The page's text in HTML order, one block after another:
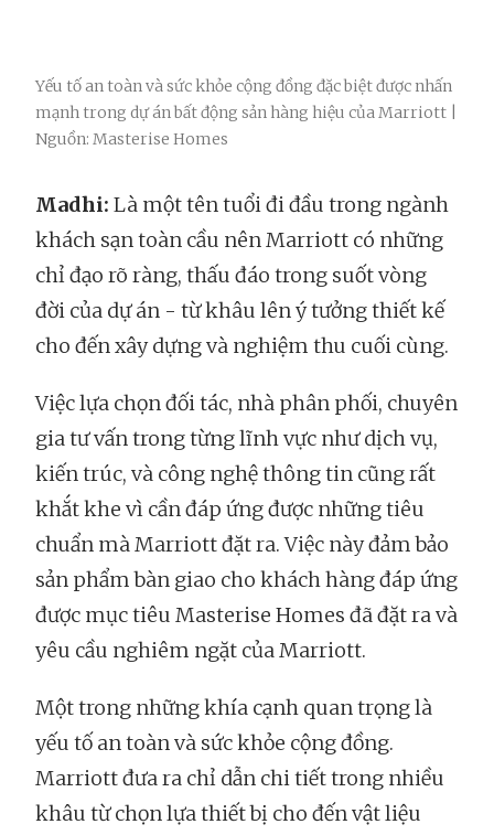
Yếu tố an toàn và sức khỏe cộng đồng đặc biệt được nhấn
mạnh trong dự án bất động sản hàng hiệu của Marriott |
Nguồn: Masterise Homes
Madhi: Là một tên tuổi đi đầu trong ngành
khách sạn toàn cầu nên Marriott có những
chỉ đạo rõ ràng, thấu đáo trong suốt vòng
đời của dự án - từ khâu lên ý tưởng thiết kế
cho đến xây dựng và nghiệm thu cuối cùng.
Việc lựa chọn đối tác, nhà phân phối, chuyên
gia tư vấn trong từng lĩnh vực như dịch vụ,
kiến trúc, và công nghệ thông tin cũng rất
khắt khe vì cần đáp ứng được những tiêu
chuẩn mà Marriott đặt ra. Việc này đảm bảo
sản phẩm bàn giao cho khách hàng đáp ứng
được mục tiêu Masterise Homes đã đặt ra và
yêu cầu nghiêm ngặt của Marriott.
Một trong những khía cạnh quan trọng là
yếu tố an toàn và sức khỏe cộng đồng.
Marriott đưa ra chỉ dẫn chi tiết trong nhiều
khâu từ chọn lựa thiết bị cho đến vật liệu